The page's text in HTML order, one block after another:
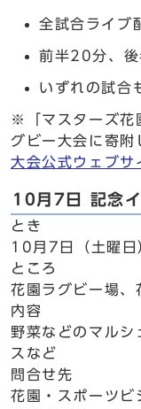
全試合ライブ
前半20分、後
いずれの試合
※「マスターズ花
グビー大会に寄附
大会公式ウェブサ
10月7日 記念
とき
10月7日（土曜
ところ
花園ラグビー場、
内容
野菜などのマルシ
スなど
問合せ先
花園・スポーツ